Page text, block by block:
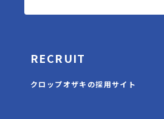
RECRUIT
クロップオザキの採用サイト